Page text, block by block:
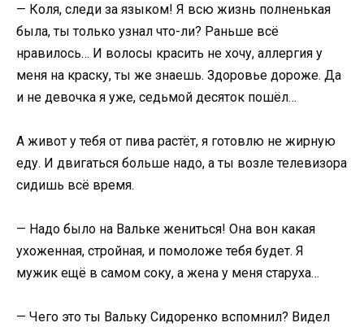
— Коля, следи за языком! Я всю жизнь полненькая
была, ты только узнал что-ли? Раньше всё
нравилось… И волосы красить не хочу, аллергия у
меня на краску, ты же знаешь. Здоровье дороже. Да
и не девочка я уже, седьмой десяток пошёл…
А живот у тебя от пива растёт, я готовлю не жирную
еду. И двигаться больше надо, а ты возле телевизора
сидишь всё время.
— Надо было на Вальке жениться! Она вон какая
ухоженная, стройная, и помоложе тебя будет. Я
мужик ещё в самом соку, а жена у меня старуха…
— Чего это ты Вальку Сидоренко вспомнил? Видел